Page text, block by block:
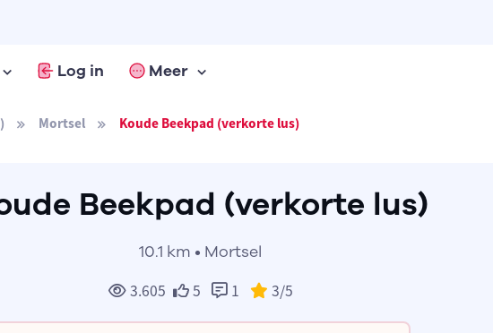
Log in Meer
Mortsel Koude Beekpad (verkorte lus)
Beekpad (verkorte lus)
10.1 km • Mortsel
3.605 5 1 3/5